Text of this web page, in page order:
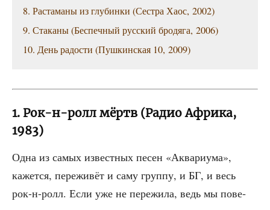
8. Рас­та­ма­ны из глу­бин­ки (Сест­ра Хаос, 2002)
9. Ста­ка­ны (Бес­печ­ный рус­ский бро­дя­га, 2006)
10. День радо­сти (Пуш­кин­ская 10, 2009)
1. Рок-н-ролл мёртв (Радио Африка,
1983)
Одна из самых извест­ных песен «Аква­ри­ума»,
кажет­ся, пере­жи­вёт и саму груп­пу, и БГ, и весь
рок-н-ролл. Если уже не пере­жи­ла, ведь мы пове­